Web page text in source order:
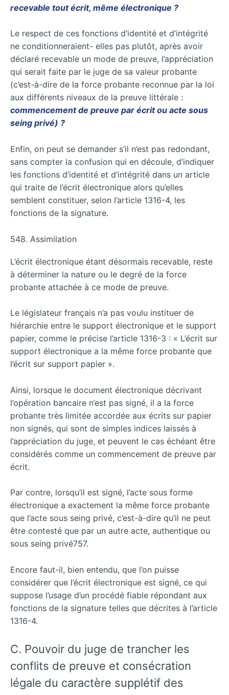
recevable tout écrit, même électronique ?
Le respect de ces fonctions d’identité et d’intégrité
ne conditionneraient- elles pas plutôt, après avoir
déclaré recevable un mode de preuve, l’appréciation
qui serait faite par le juge de sa valeur probante
(c’est-à-dire de la force probante reconnue par la loi
aux différents niveaux de la preuve littérale :
commencement de preuve par écrit ou acte sous
seing privé) ?
Enfin, on peut se demander s’il n’est pas redondant,
sans compter la confusion qui en découle, d’indiquer
les fonctions d’identité et d’intégrité dans un article
qui traite de l’écrit électronique alors qu’elles
semblent constituer, selon l’article 1316-4, les
fonctions de la signature.
548. Assimilation
L’écrit électronique étant désormais recevable, reste
à déterminer la nature ou le degré de la force
probante attachée à ce mode de preuve.
Le législateur français n’a pas voulu instituer de
hiérarchie entre le support électronique et le support
papier, comme le précise l’article 1316-3 : « L’écrit sur
support électronique a la même force probante que
l’écrit sur support papier ».
Ainsi, lorsque le document électronique décrivant
l’opération bancaire n’est pas signé, il a la force
probante très limitée accordée aux écrits sur papier
non signés, qui sont de simples indices laissés à
l’appréciation du juge, et peuvent le cas échéant être
considérés comme un commencement de preuve par
écrit.
Par contre, lorsqu’il est signé, l’acte sous forme
électronique a exactement la même force probante
que l’acte sous seing privé, c’est-à-dire qu’il ne peut
être contesté que par un autre acte, authentique ou
sous seing privé757.
Encore faut-il, bien entendu, que l’on puisse
considérer que l’écrit électronique est signé, ce qui
suppose l’usage d’un procédé fiable répondant aux
fonctions de la signature telles que décrites à l’article
1316-4.
C. Pouvoir du juge de trancher les
conflits de preuve et consécration
légale du caractère supplétif des